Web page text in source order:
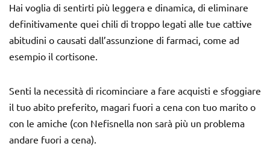
Hai voglia di sentirti più leggera e dinamica, di eliminare
definitivamente quei chili di troppo legati alle tue cattive
abitudini o causati dall’assunzione di farmaci, come ad
esempio il cortisone.
Senti la necessità di ricominciare a fare acquisti e sfoggiare
il tuo abito preferito, magari fuori a cena con tuo marito o
con le amiche (con Nefisnella non sarà più un problema
andare fuori a cena).